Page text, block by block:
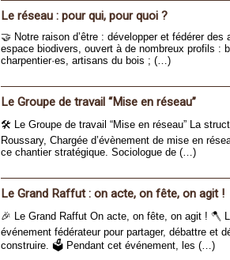
Le réseau : pour qui, pour quoi ?
🤝 Notre raison d’être : développer et fédérer
espace biodivers, ouvert à de nombreux profils :
charpentier·es, artisans du bois ; (…)
Le Groupe de travail “Mise en réseau”
🛠️ Le Groupe de travail “Mise en réseau” La
Roussary, Chargée d’évènement de mise en
ce chantier stratégique. Sociologue de (…)
Le Grand Raffut : on acte, on fête, on agit !
🎉 Le Grand Raffut On acte, on fête, on agit ! 🪓
événement fédérateur pour partager, débattre et
construire. 🗳 Pendant cet événement, les (…)